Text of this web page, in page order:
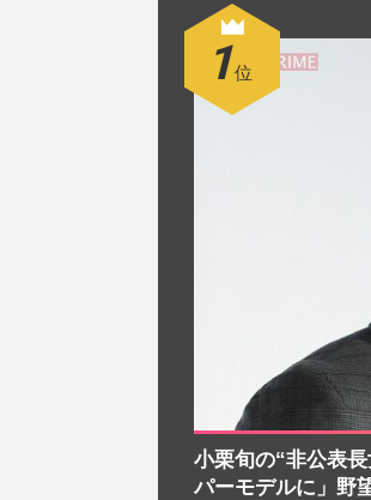
小栗旬の“非公表
パーモデルに」野